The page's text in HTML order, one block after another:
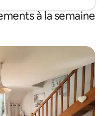
à la semaine